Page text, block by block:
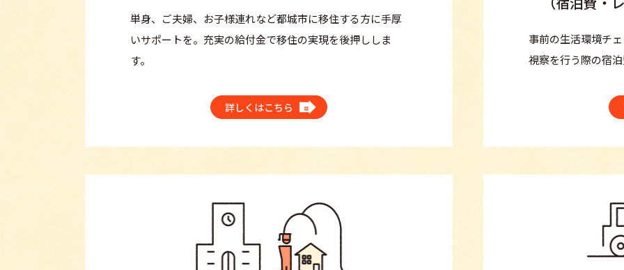
単身、ご夫婦、お子様連れなど都城市に移住する方に手厚
いサポートを。充実の給付金で移住の実現を後押ししま
す。
詳しくはこちら
事前の生活環境チ
視察を行う際の宿